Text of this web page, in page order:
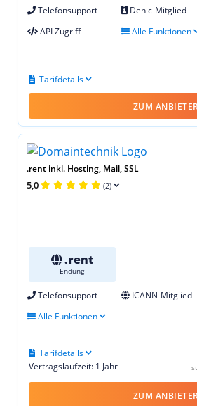
Telefonsupport Denic-Mitglied
API Zugriff
Alle Funktionen
Tarifdetails
ZUM
.rent inkl. Hosting, Mail, SSL
5,0 (2)
.rent
Endung
Telefonsupport ICANN-Mitglied
Alle Funktionen
Vertragslaufzeit: 1 Jahr
Tarifdetails
ZUM